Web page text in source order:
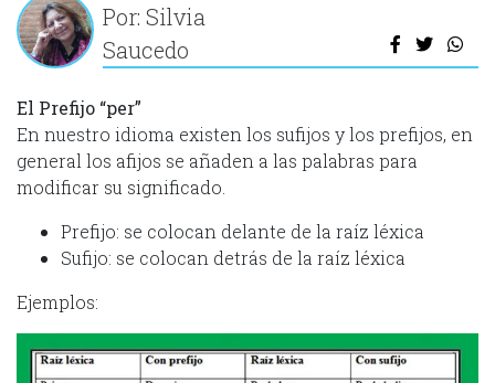
Por: Silvia
Saucedo
El Prefijo “per”
En nuestro idioma existen los sufijos y los prefijos, en
general los afijos se añaden a las palabras para
modificar su significado.
Prefijo: se colocan delante de la raíz léxica
Sufijo: se colocan detrás de la raíz léxica
Ejemplos: